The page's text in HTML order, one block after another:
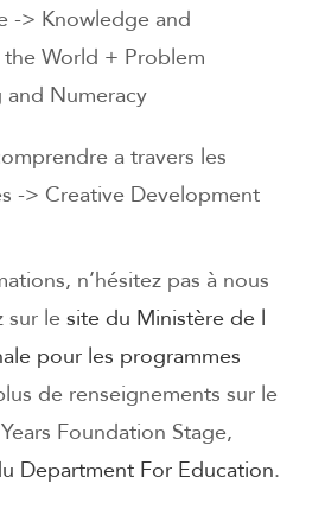
-> Knowledge and
World + Problem
and Numeracy
a travers les
-> Creative Development
n’hésitez pas à nous
sur lesite du Ministère de l
pour les programmes
de renseignements sur le
Foundation Stage,
Department For Education.